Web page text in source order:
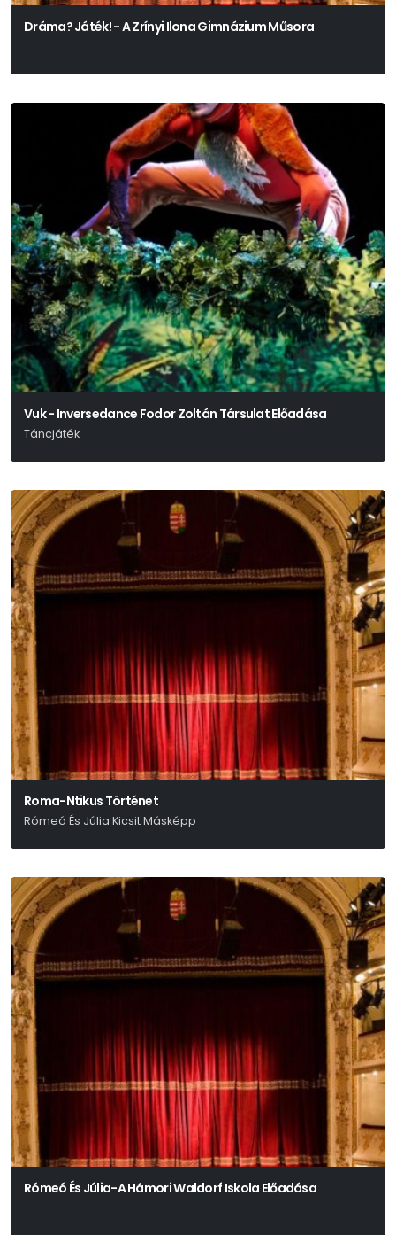
Dráma? Játék! - A Zrínyi Ilona Gimnázium Műsora
Vuk - Inversedance Fodor Zoltán Társulat Előadása
Táncjáték
Roma-Ntikus Történet
Rómeó És Júlia Kicsit Másképp
Rómeó És Júlia-A Hámori Waldorf Iskola Előadása